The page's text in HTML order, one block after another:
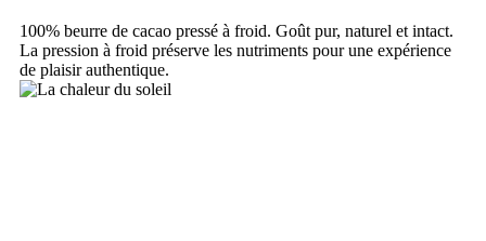
100% beurre de cacao pressé à froid. Goût pur, naturel et intact.
La pression à froid préserve les nutriments pour une expérience
de plaisir authentique.